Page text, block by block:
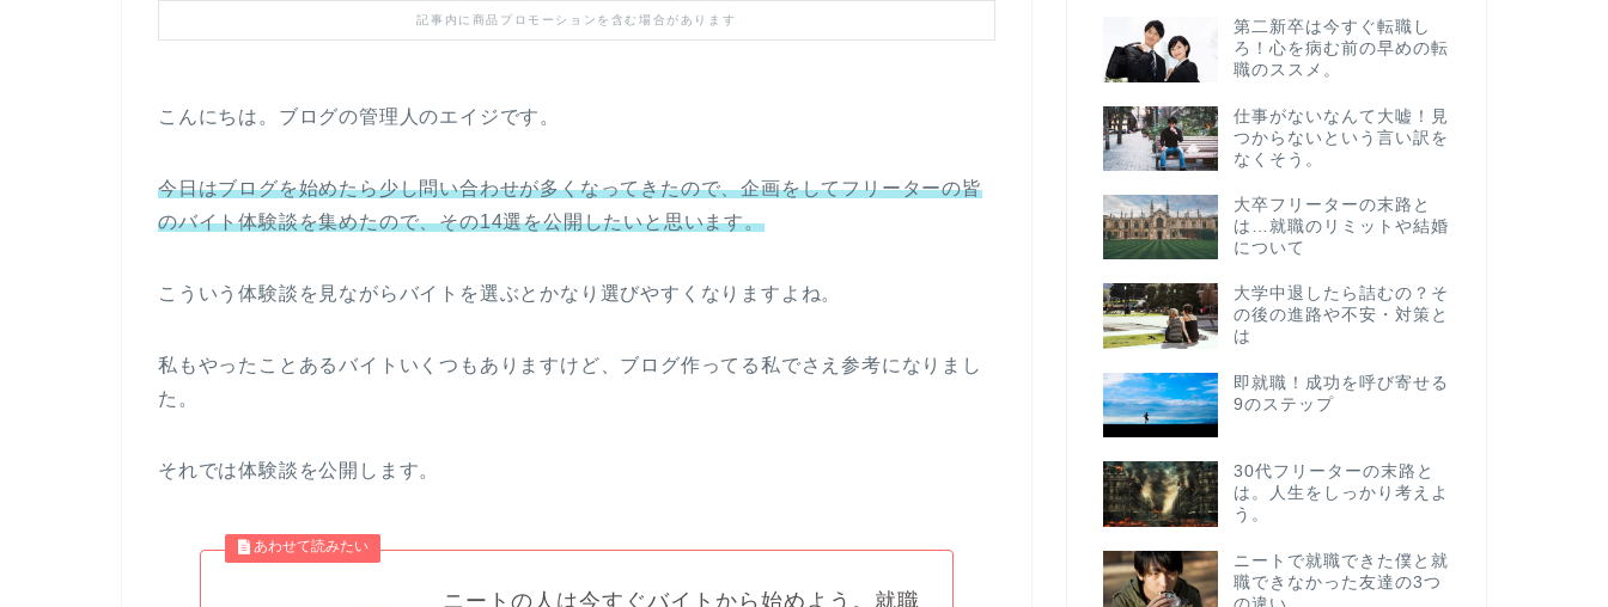
記事内に商品プロモーションを含む場合があります
こんにちは。ブログの管理人のエイジです。
今日はブログを始めたら少し問い合わせが多くなってきたので、企画をしてフリーターの皆
のバイト体験談を集めたので、その14選を公開したいと思います。
こういう体験談を見ながらバイトを選ぶとかなり選びやすくなりますよね。
私もやったことあるバイトいくつもありますけど、ブログ作ってる私でさえ参考になりまし
た。
それでは体験談を公開します。
ニートの人は今すぐバイトから始めよう。就職
第二新卒は今すぐ転職し
ろ！心を病む前の早めの転
職のススメ。
仕事がないなんて大嘘！見
つからないという言い訳を
なくそう。
大卒フリーターの末路と
は…就職のリミットや結婚
について
大学中退したら詰むの？そ
の後の進路や不安・対策と
は
即就職！成功を呼び寄せる
9のステップ
30代フリーターの末路と
は。人生をしっかり考えよ
う。
ニートで就職できた僕と就
職できなかった友達の3つ